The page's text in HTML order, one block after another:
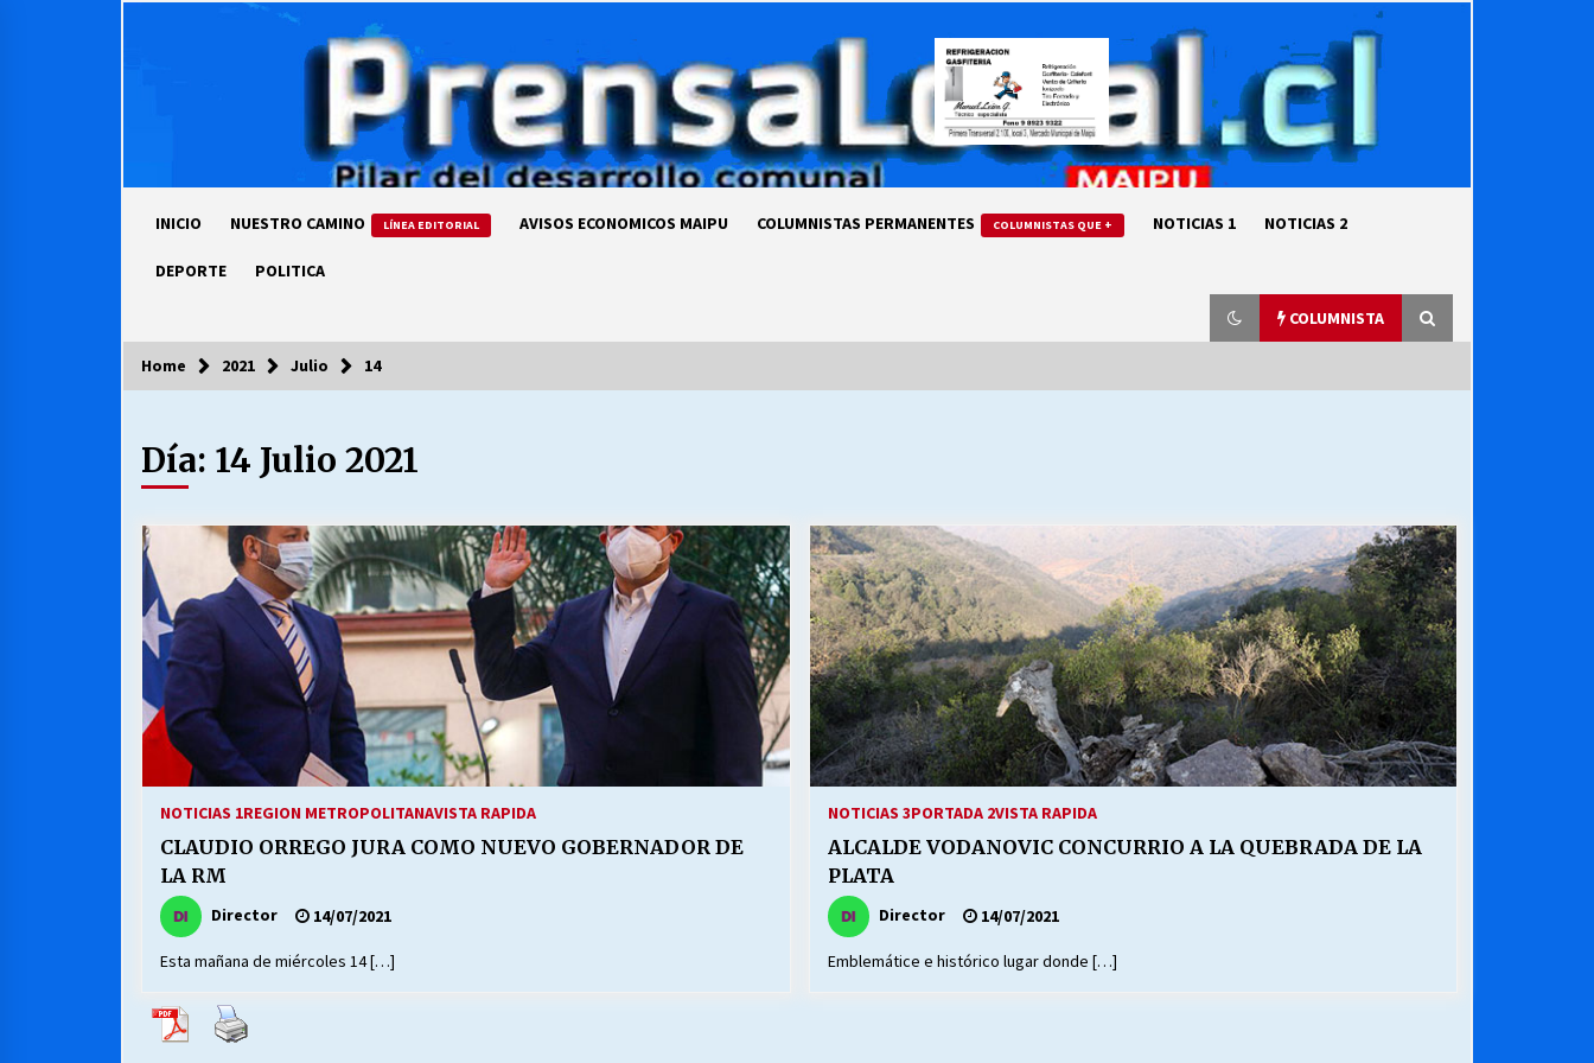
INICIO NUESTRO CAMINO LÍNEA EDITORIAL AVISOS ECONOMICOS MAIPU COLUMNISTAS PERMANENTES COLUMNISTAS QUE + NOTICIAS 1 NOTICIAS 2
DEPORTE POLITICA
COLUMNISTA
COLUMNISTA
Ya se ordenaron las cuentas de
luz… ¿Y cuándo van a bajar?
MUNICIPALIDAD, TRABAJADORES,
CLIMA LABORAL:
13/07/2026
Escuela hospitalaria El Carmen de
Maipu.
25/06/2026
¿Qué habrían dicho?
23/06/2026
VOLVER A SER ALTERNATIVA
16/06/2026
MUNICIPALIDADES, HONORARIOS,
DESPIDOS
28/05/2026
Releyendo la Rerum Novarum a 135
años. “La cuestión social hoy”.
16/05/2026
S.O.S. a los ricos, Save Our Souls
30/04/2026
¿Asesores con doble sueldo? Chile y sus segmentos de la riqueza
Home 2021 Julio 14
Día: 14 Julio 2021
NOTICIAS 1REGION METROPOLITANAVISTA RAPIDA
CLAUDIO ORREGO JURA COMO NUEVO GOBERNADOR DE
LA RM
Director 14/07/2021
Esta mañana de miércoles 14 […]
NOTICIAS 3PORTADA 2VISTA RAPIDA
ALCALDE VODANOVIC CONCURRIO A LA QUEBRADA DE LA
PLATA
Director 14/07/2021
Emblemátice e histórico lugar donde […]